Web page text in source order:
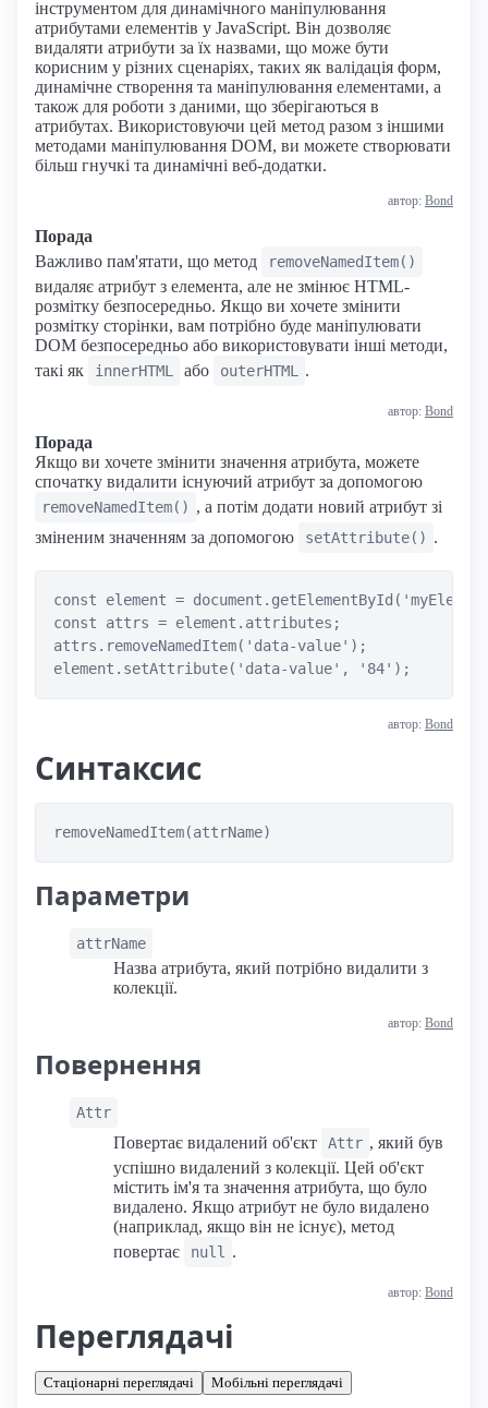
інструментом для динамічного маніпулювання
атрибутами елементів у JavaScript. Він дозволяє
видаляти атрибути за їх назвами, що може бути
корисним у різних сценаріях, таких як валідація форм,
динамічне створення та маніпулювання елементами, а
також для роботи з даними, що зберігаються в
атрибутах. Використовуючи цей метод разом з іншими
методами маніпулювання DOM, ви можете створювати
більш гнучкі та динамічні веб-додатки.
автор: Bond
Порада
Важливо пам'ятати, що метод
removeNamedItem()
видаляє атрибут з елемента, але не змінює HTML-
розмітку безпосередньо. Якщо ви хочете змінити
розмітку сторінки, вам потрібно буде маніпулювати
DOM безпосередньо або використовувати інші методи,
такі як
innerHTML або outerHTML .
автор: Bond
Порада
Якщо ви хочете змінити значення атрибута, можете
спочатку видалити існуючий атрибут за допомогою
removeNamedItem() , а потім додати новий атрибут зі
зміненим значенням за допомогою
setAttribute() .
const element =
const attrs = element.attributes;
attrs.removeNamedItem('data-value');
автор: Bond
Синтаксис
removeNamedItem(attrName)
Параметри
attrName
Назва атрибута, який потрібно видалити з
колекції.
автор: Bond
Повернення
Attr
Повертає видалений об'єкт Attr , який був
успішно видалений з колекції. Цей об'єкт
містить ім'я та значення атрибута, що було
видалено. Якщо атрибут не було видалено
(наприклад, якщо він не існує), метод
повертає
null .
автор: Bond
Переглядачі
Стаціонарні переглядачі Мобільні переглядачі